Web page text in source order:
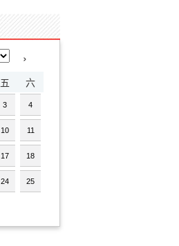
›
五 六
3 4
10 11
17 18
24 25